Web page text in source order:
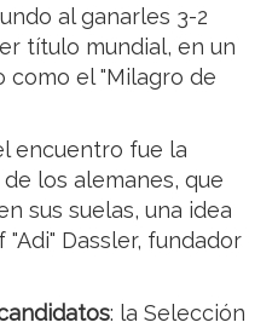
al ganarles 3-2
título mundial, en un
como el "Milagro de
encuentro fue la
los alemanes, que
sus suelas, una idea
Dassler, fundador
: la Selección